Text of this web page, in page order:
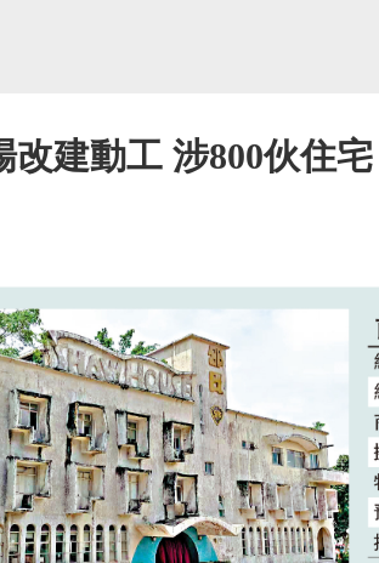
建動工 涉800伙住宅